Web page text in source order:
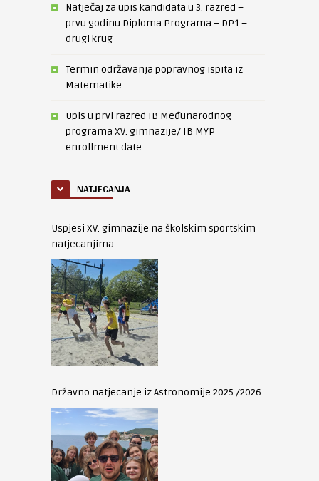
Natječaj za upis kandidata u 3. razred –
prvu godinu Diploma Programa – DP1 –
drugi krug
Termin održavanja popravnog ispita iz
Matematike
Upis u prvi razred IB Međunarodnog
programa XV. gimnazije/ IB MYP
enrollment date
NATJECANJA
Uspjesi XV. gimnazije na školskim sportskim
natjecanjima
Državno natjecanje iz Astronomije 2025./2026.